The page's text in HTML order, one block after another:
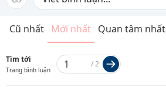
Cũ nhất Mới nhất Quan tâm nhất
Tìm tới
Trang bình luận
/2